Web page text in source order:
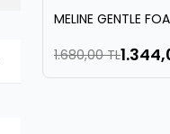
MELINE GENTLE
1.680,00 TL